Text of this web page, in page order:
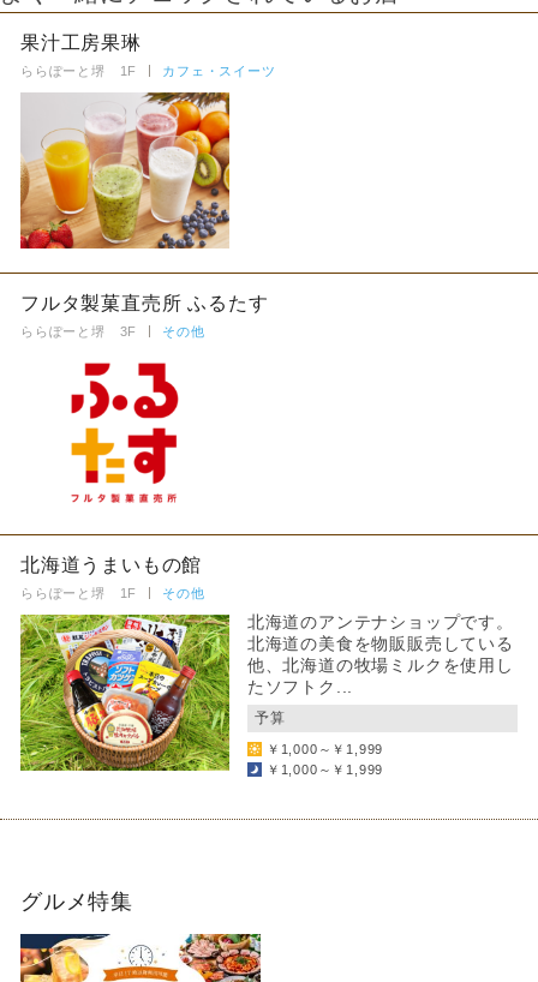
果汁工房果琳
ららぽーと堺 1F カフェ・スイーツ
フルタ製菓直売所 ふるたす
ららぽーと堺 3F その他
北海道うまいもの館
ららぽーと堺 1F その他
北海道のアンテナショップです。
北海道の美食を物販販売している
他、北海道の牧場ミルクを使用し
たソフトク...
予算
￥1,000～￥1,999
￥1,000～￥1,999
グルメ特集